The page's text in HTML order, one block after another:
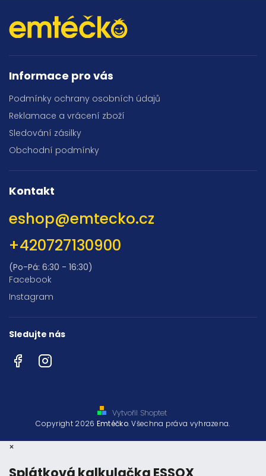
Informace pro vás
Podmínky ochrany osobních údajů
Reklamace a vrácení zboží
Sledování zásilky
Obchodní podmínky
Kontakt
eshop@emtecko.cz
+420727130900
(Po-Pá: 6:30 - 16:30)
Facebook
Instagram
Sledujte nás
FacebookInstagram
Vytvořil Shoptet
Copyright 2026 Emtéčko. Všechna práva vyhrazena.
×